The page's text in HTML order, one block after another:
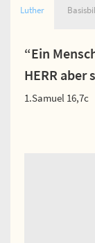
Luther
“Ein
HERR aber
1.Samuel 16,7c